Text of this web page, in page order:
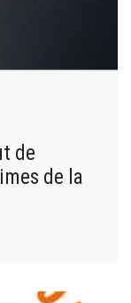
de
de la